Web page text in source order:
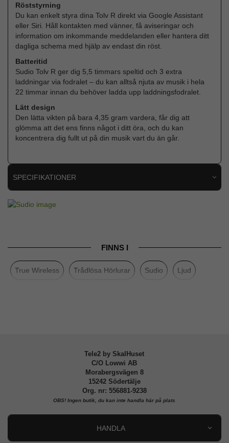
Röststyrning
Du kan enkelt styra dina Tolv R direkt via Google Assistant
eller Siri. Håll kontakten med vänner, få aviseringar och
information om inkommande meddelanden eller hantera ditt
dagliga schema med hjälp av endast din röst.
Batteritid
Sudio Tolv R ger dig 5,5 timmars speltid och 3 extra
laddningar via fodralet – du kan alltså njuta av musik i hela
22 timmar innan du behöver ladda upp laddningsfodralet.
Lätt design
Den lätta vikten på bara 4,35 gram vardera, får dig att
glömma att det ens finns något i ditt öra, och du kan
koncentrera dig fullt ut på din musik vart du än går.
SPECIFIKATIONER
Varumärke Sudio
FINNS I
True Wireless Trådlösa Hörlurar Sudio Ljud
Tele2 by SkalHuset
C/O Lowwi AB
Morabergsvägen 8
15242 Södertälje
Org. nr: 556881-9238
OBS! Ingen butik, du kan inte handla här på plats
HANDLA